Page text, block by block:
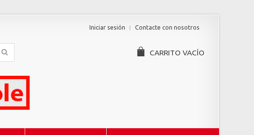
Contacte con nosotros
Iniciar sesión
CARRITO VACÍO